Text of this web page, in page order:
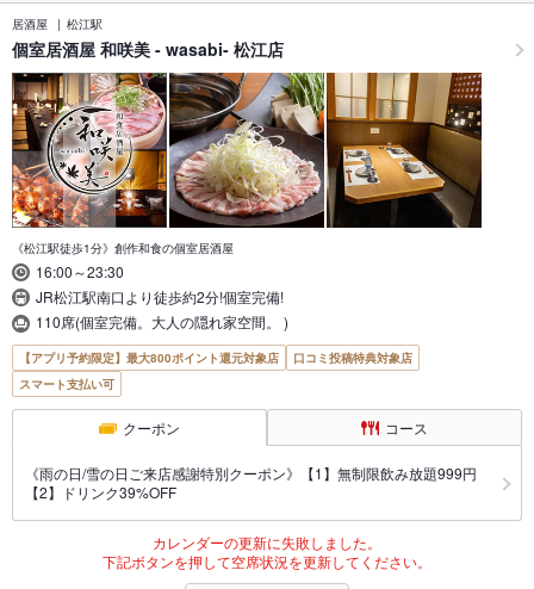
居酒屋 松江駅
個室居酒屋 和咲美 - wasabi- 松江店
《松江駅徒歩1分》創作和食の個室居酒屋
16:00～23:30
JR松江駅南口より徒歩約2分!個室完備!
110席(個室完備。大人の隠れ家空間。 )
【アプリ予約限定】最大800ポイント還元対象店
口コミ投稿特典対象店
スマート支払い可
クーポン コース
《雨の日/雪の日ご来店感謝特別クーポン》【1】無制限飲み放題999円
【2】ドリンク39%OFF
カレンダーの更新に失敗しました。
下記ボタンを押して空席状況を更新してください。